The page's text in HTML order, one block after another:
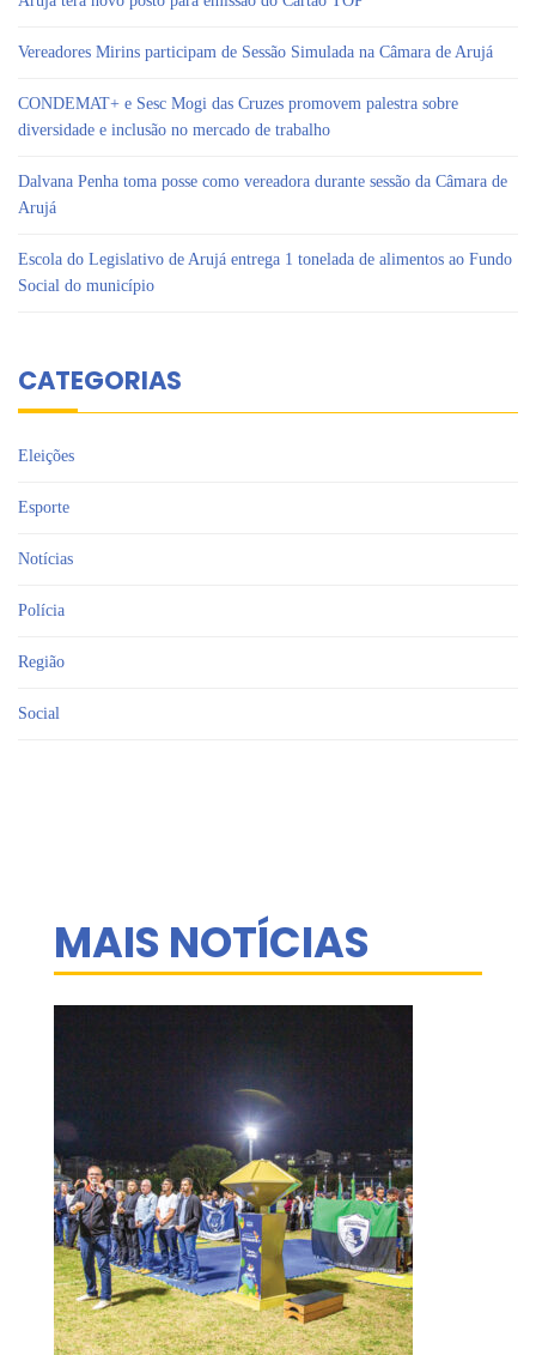
Vereadores Mirins participam de Sessão Simulada na Câmara de Arujá
CONDEMAT+ e Sesc Mogi das Cruzes promovem palestra sobre
diversidade e inclusão no mercado de trabalho
Dalvana Penha toma posse como vereadora durante sessão da Câmara de
Arujá
Escola do Legislativo de Arujá entrega 1 tonelada de alimentos ao Fundo
Social do município
CATEGORIAS
Eleições
Esporte
Notícias
Polícia
Região
Social
MAIS NOTÍCIAS